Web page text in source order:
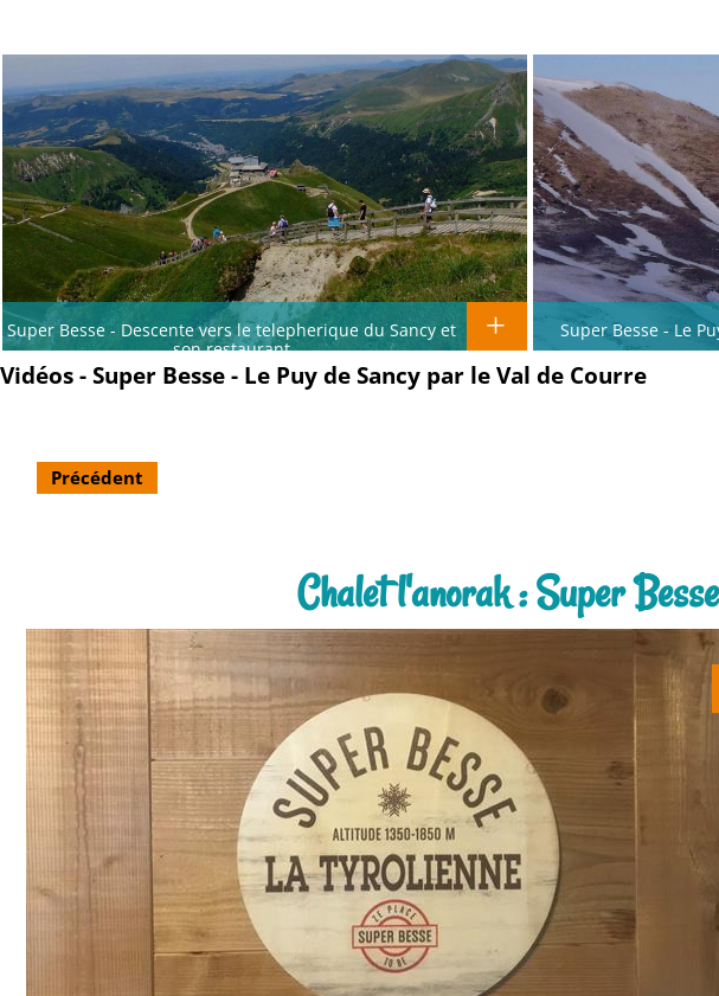
Super Besse - Descente vers le telepherique du Sancy et
son restaurant
Super Besse - Le
Vidéos - Super Besse - Le Puy de Sancy par le Val de Courre
Précédent
Chalet l'anorak : Super